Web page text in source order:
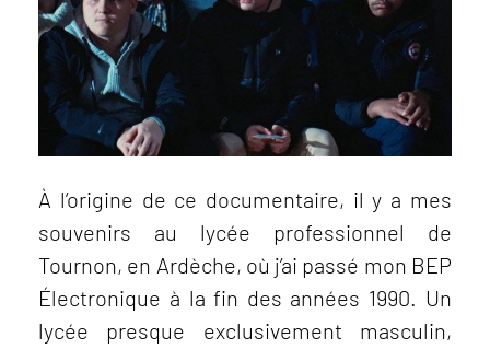
À l’origine de ce documentaire, il y a mes
souvenirs au lycée professionnel de
Tournon, en Ardèche, où j’ai passé mon BEP
Électronique à la fin des années 1990. Un
lycée presque exclusivement masculin,